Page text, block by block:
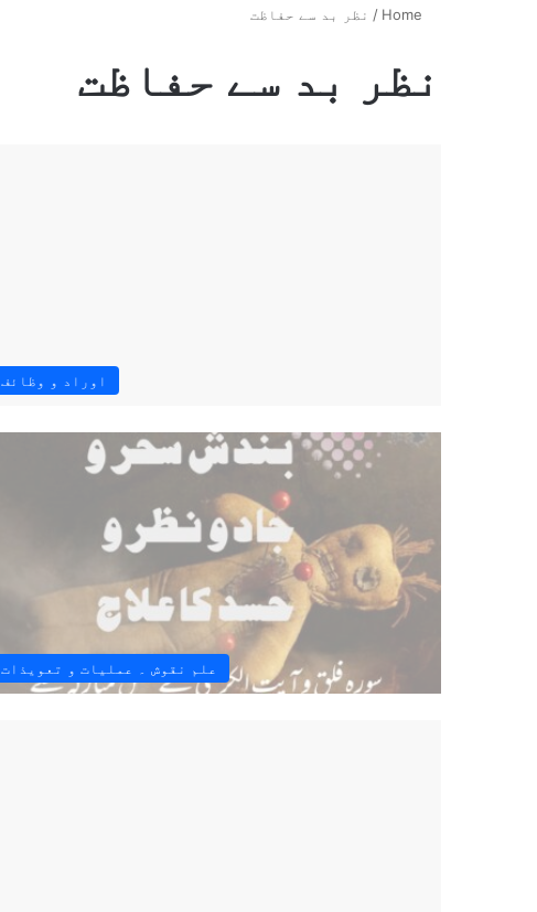
/ نظر بد سے حفاظت
نظر بد سے حفاظت
اوراد و وظائف
علم نقوش ۔ عملیات و تعویذات